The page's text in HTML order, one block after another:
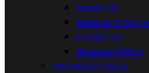
Madeiras
Massas
FLUNATEC
Limpeza Ótica
DIVERSOS CAÇA